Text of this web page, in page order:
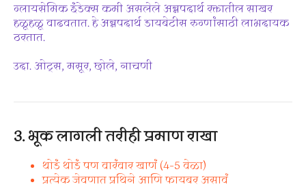
ग्लायसेमिक इंडेक्स कमी असलेले अन्नपदार्थ रक्तातील साखर
हळूहळू वाढवतात. हे अन्नपदार्थ डायबेटीस रुग्णांसाठी लाभदायक
ठरतात.
उदा. ओट्स, मसूर, छोले, नाचणी
3.भूक लागली तरीही प्रमाण राखा
थोडं थोडं पण वारंवार खाणं (4–5 वेळा)
प्रत्येक जेवणात प्रथिने आणि फायबर असावं